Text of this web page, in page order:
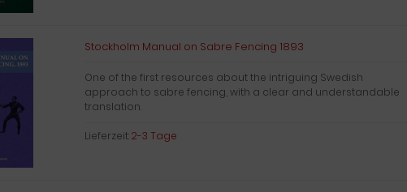
Stockholm Manual on Sabre Fencing 1893
One of the first resources about the intriguing Swedish
approach to sabre fencing, with a clear and understandable
translation.
Lieferzeit:2-3 Tage